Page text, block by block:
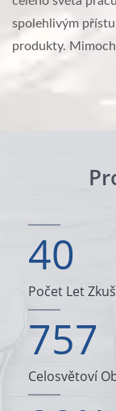
spolehlivým
produkty.
40
Počet Let
757
Celosvětoví